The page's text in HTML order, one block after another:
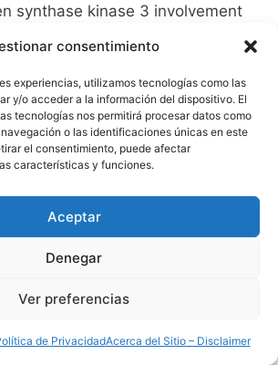
consentimiento
experiencias, utilizamos tecnologías como las
y/o acceder a la información del dispositivo. El
tecnologías nos permitirá procesar datos como
o las identificaciones únicas en este
el consentimiento, puede afectar
características y funciones.
Aceptar
Denegar
Ver preferencias
de PrivacidadAcerca del Sitio – Disclaimer
synthase kinase 3 involvement
to LPS in patients with
cirrhosis.J Hepatol
:784-793.
Thabut D, Tazi KA, Rudler M,
MS, Bonnefont-Rousselot D
vivo effects of high-density
exposure on the
induced inflammatory
in patients with severe
Hepatology
Monserrat J, et al.
first steps to systemic